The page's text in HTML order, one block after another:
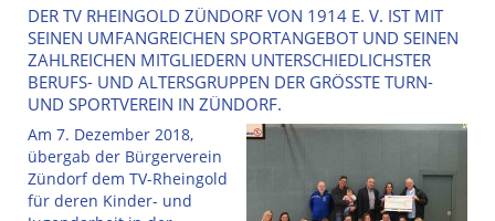
DER TV RHEINGOLD ZÜNDORF VON 1914 E. V. IST MIT
SEINEN UMFANGREICHEN SPORTANGEBOT UND SEINEN
ZAHLREICHEN MITGLIEDERN UNTERSCHIEDLICHSTER
BERUFS- UND ALTERSGRUPPEN DER GRÖSSTE TURN- U
ND SPORTVEREIN IN ZÜNDORF.
Am 7. Dezember 2018,
übergab der Bürgerverein
Zündorf dem TV-Rheingold
für deren Kinder- und